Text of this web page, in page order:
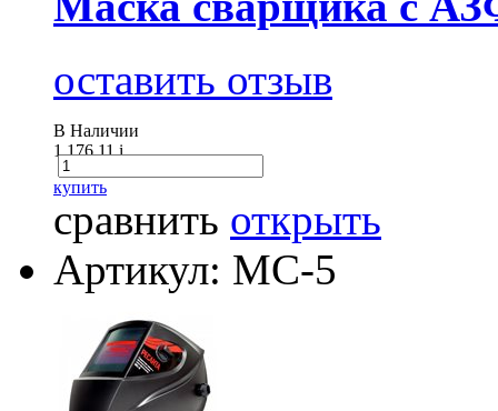
оставить отзыв
В Наличии
1 176.11i
купить
сравнить открыть
Артикул: МС-5